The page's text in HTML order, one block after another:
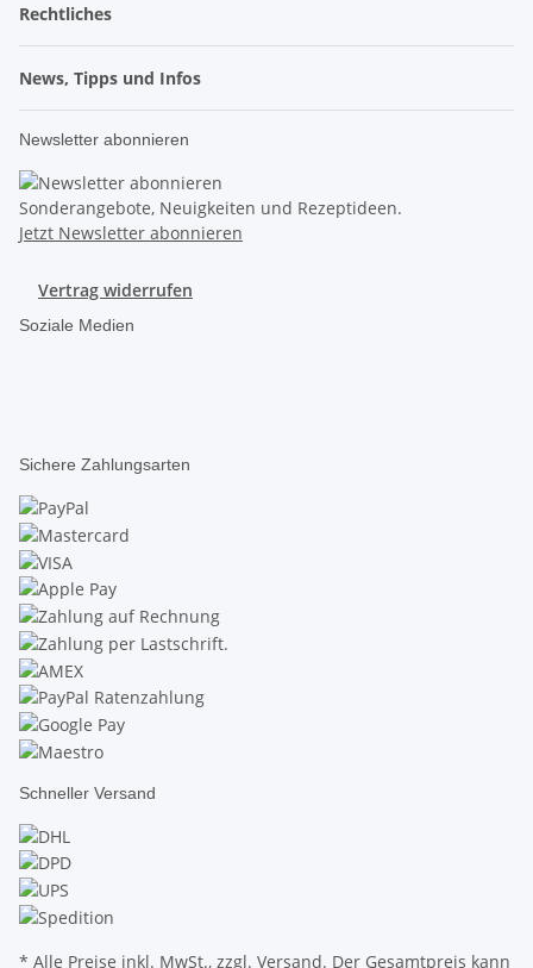
Rechtliches
News, Tipps und Infos
Newsletter abonnieren
Sonderangebote, Neuigkeiten und Rezeptideen.
Jetzt Newsletter abonnieren
Vertrag widerrufen
Soziale Medien
Sichere Zahlungsarten
Schneller Versand
* Alle Preise inkl. MwSt., zzgl. Versand. Der Gesamtpreis kann